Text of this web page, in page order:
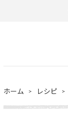
ホーム レシピ